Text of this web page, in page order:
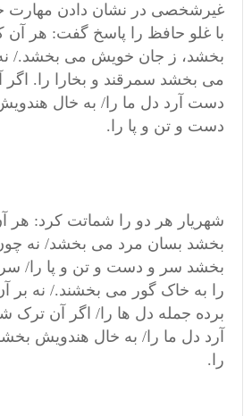
غیرشخصی در نشان دادن مهارت
با غلو حافظ را پاسخ گفت: هر
بخشد، ز جان خویش می بخشد./
می بخشد سمرقند و بخارا را.
دست آرد دل ما را/ به خال
دست و تن و پا را.
شهریار هر دو را شماتت کرد:
بخشد بسان مرد می بخشد/ نه
بخشد سر و دست و تن و پا را/
را به خاک گور می بخشند./ نه بر
برده جمله دل ها را/ اگر آن ترک
آرد دل ما را/ به خال هندویش
را.